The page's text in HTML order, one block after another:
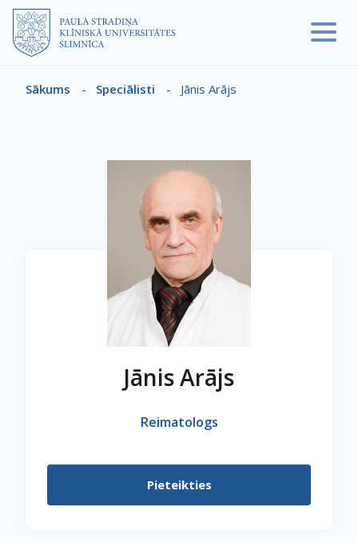
Pārlekt uz galveno saturu
Atpakaļceļš
Sākums - Speciālisti - Jānis Arājs
Jānis Arājs
Reimatologs
Pieteikties